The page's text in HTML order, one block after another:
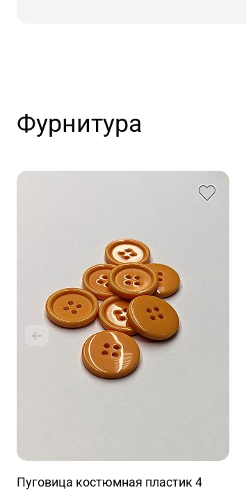
Фурнитура
Пуговица костюмная пластик 4